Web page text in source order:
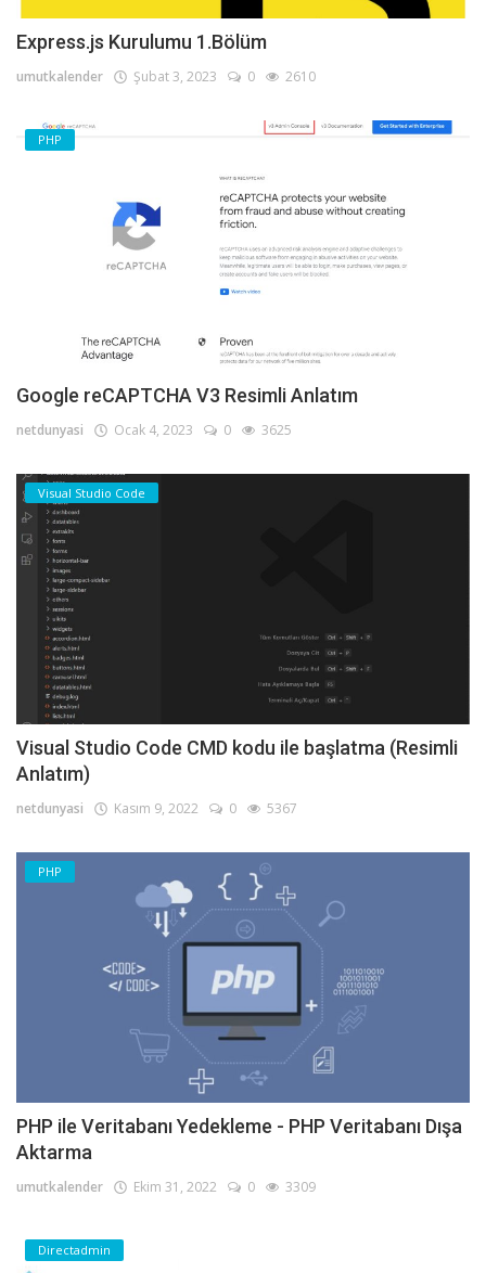
Express.js Kurulumu 1.Bölüm
umutkalender Şubat 3, 2023 0 2610
PHP
Google reCAPTCHA V3 Resimli Anlatım
netdunyasi Ocak 4, 2023 0 3625
Visual Studio Code
Visual Studio Code CMD kodu ile başlatma (Resimli
Anlatım)
netdunyasi Kasım 9, 2022 0 5367
PHP
PHP ile Veritabanı Yedekleme - PHP Veritabanı Dışa
Aktarma
umutkalender Ekim 31, 2022 0 3309
Directadmin